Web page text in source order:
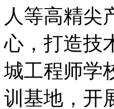
人等高精尖
心，打造技
城工程师学
训基地，开